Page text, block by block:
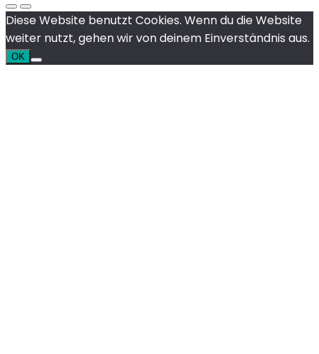
Diese Website benutzt Cookies. Wenn du die Website
weiter nutzt, gehen wir von deinem Einverständnis aus.
OK